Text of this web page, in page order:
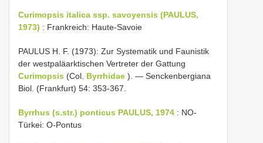
Curimopsis italica ssp. savoyensis (PAULUS,
1973) : Frankreich: Haute-Savoie
PAULUS H. F. (1973): Zur Systematik und Faunistik
der westpaläarktischen Vertreter der Gattung
Curimopsis (Col. Byrrhidae ). — Senckenbergiana
Biol. (Frankfurt) 54: 353-367.
Byrrhus (s.str.) ponticus PAULUS, 1974 : NO-
Türkei: O-Pontus